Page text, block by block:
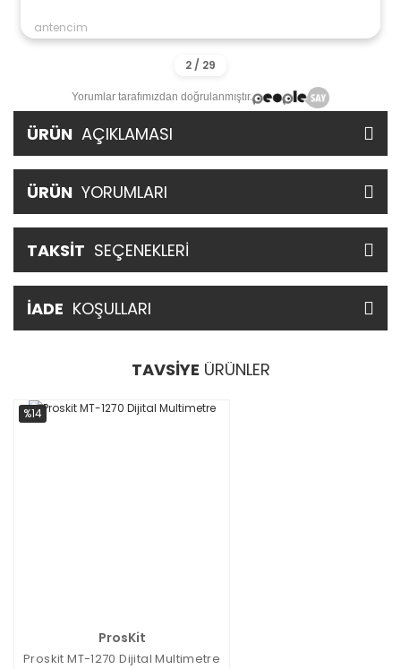
antencim
Yorumlar tarafımızdan doğrulanmıştır.
ÜRÜN AÇIKLAMASI
ÜRÜN YORUMLARI
TAKSİT SEÇENEKLERİ
İADE KOŞULLARI
TAVSİYE ÜRÜNLER
%14
ProsKit
Proskit MT-1270 Dijital Multimetre